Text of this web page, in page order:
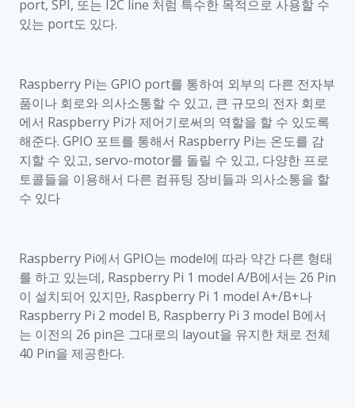
port, SPI, 또는 I2C line 처럼 특수한 목적으로 사용할 수
있는 port도 있다.
Raspberry Pi는 GPIO port를 통하여 외부의 다른 전자부
품이나 회로와 의사소통할 수 있고, 큰 규모의 전자 회로
에서 Raspberry Pi가 제어기로써의 역할을 할 수 있도록
해준다. GPIO 포트를 통해서 Raspberry Pi는 온도를 감
지할 수 있고, servo-motor를 돌릴 수 있고, 다양한 프로
토콜들을 이용해서 다른 컴퓨팅 장비들과 의사소통을 할
수 있다
Raspberry Pi에서 GPIO는 model에 따라 약간 다른 형태
를 하고 있는데, Raspberry Pi 1 model A/B에서는 26 Pin
이 설치되어 있지만, Raspberry Pi 1 model A+/B+나
Raspberry Pi 2 model B, Raspberry Pi 3 model B에서
는 이전의 26 pin은 그대로의 layout을 유지한 채로 전체
40 Pin을 제공한다.